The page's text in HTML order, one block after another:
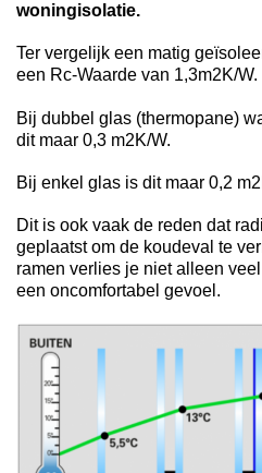
woningisolatie.
Ter vergelijk een matig
een Rc-Waarde van 1,3m2K/W.
Bij dubbel glas (thermopane)
dit maar 0,3 m2K/W.
Bij enkel glas is dit maar 0,2
Dit is ook vaak de reden dat
geplaatst om de koudeval te
ramen verlies je niet alleen
een oncomfortabel gevoel.